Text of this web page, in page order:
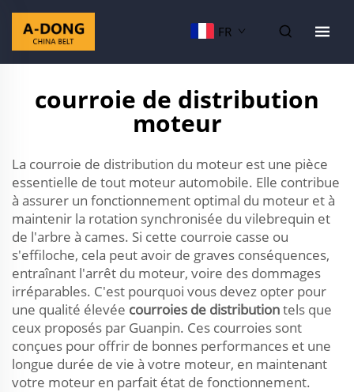
FR
courroie de distribution
moteur
La courroie de distribution du moteur est une pièce
essentielle de tout moteur automobile. Elle contribue
à assurer un fonctionnement optimal du moteur et à
maintenir la rotation synchronisée du vilebrequin et
de l'arbre à cames. Si cette courroie casse ou
s'effiloche, cela peut avoir de graves conséquences,
entraînant l'arrêt du moteur, voire des dommages
irréparables. C'est pourquoi vous devez opter pour
une qualité élevée courroies de distributiontels que
ceux proposés par Guanpin. Ces courroies sont
conçues pour offrir de bonnes performances et une
longue durée de vie à votre moteur, en maintenant
votre moteur en parfait état de fonctionnement.